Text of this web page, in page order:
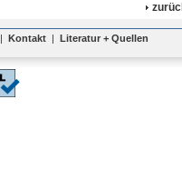
| Kontakt | Literatur + Quellen